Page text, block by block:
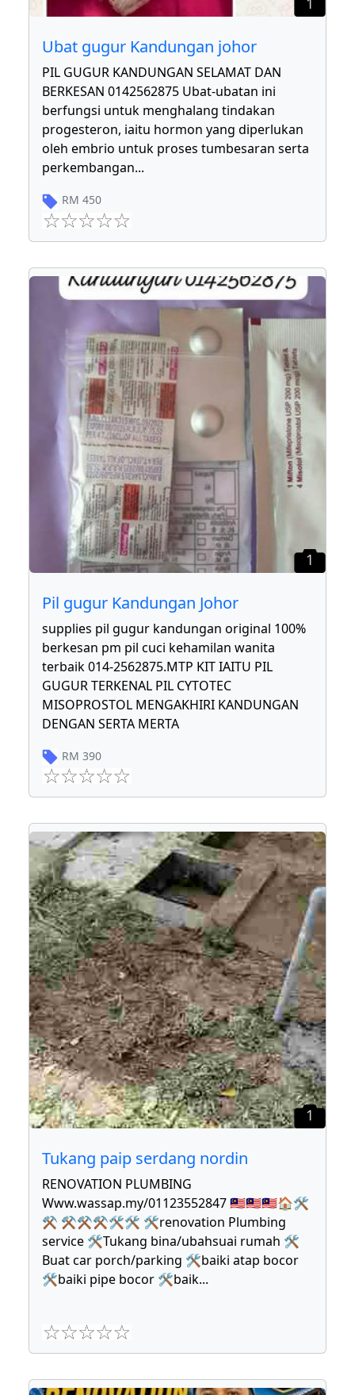
Ubat gugur Kandungan johor
PIL GUGUR KANDUNGAN SELAMAT DAN
BERKESAN 0142562875 Ubat-ubatan ini
berfungsi untuk menghalang tindakan
progesteron, iaitu hormon yang diperlukan
oleh embrio untuk proses tumbesaran serta
perkembangan...
RM 450
1
Pil gugur Kandungan Johor
supplies pil gugur kandungan original 100%
berkesan pm pil cuci kehamilan wanita
terbaik 014-2562875.MTP KIT IAITU PIL
GUGUR TERKENAL PIL CYTOTEC
MISOPROSTOL MENGAKHIRI KANDUNGAN
DENGAN SERTA MERTA
RM 390
1
Tukang paip serdang nordin
RENOVATION PLUMBING
Www.wassap.my/01123552847 🇲🇾🇲🇾🇲🇾🏠🛠
⚒ ⚒⚒⚒🛠🛠 🛠renovation Plumbing
service 🛠Tukang bina/ubahsuai rumah 🛠
Buat car porch/parking 🛠baiki atap bocor
🛠baiki pipe bocor 🛠baik...